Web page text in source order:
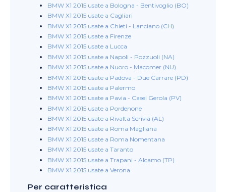
BMW X1 2015 usate a Bologna - Bentivoglio (BO)
BMW X1 2015 usate a Cagliari
BMW X1 2015 usate a Chieti - Lanciano (CH)
BMW X1 2015 usate a Firenze
BMW X1 2015 usate a Lucca
BMW X1 2015 usate a Napoli - Pozzuoli (NA)
BMW X1 2015 usate a Nuoro - Macomer (NU)
BMW X1 2015 usate a Padova - Due Carrare (PD)
BMW X1 2015 usate a Palermo
BMW X1 2015 usate a Pavia - Casei Gerola (PV)
BMW X1 2015 usate a Pordenone
BMW X1 2015 usate a Rivalta Scrivia (AL)
BMW X1 2015 usate a Roma Magliana
BMW X1 2015 usate a Roma Nomentana
BMW X1 2015 usate a Taranto
BMW X1 2015 usate a Trapani - Alcamo (TP)
BMW X1 2015 usate a Verona
Per caratteristica